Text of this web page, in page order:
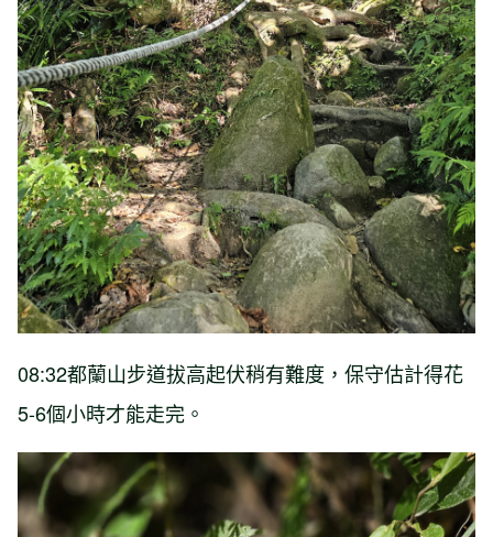
08:32都蘭山步道拔高起伏稍有難度，保守估計得花
5-6個小時才能走完。